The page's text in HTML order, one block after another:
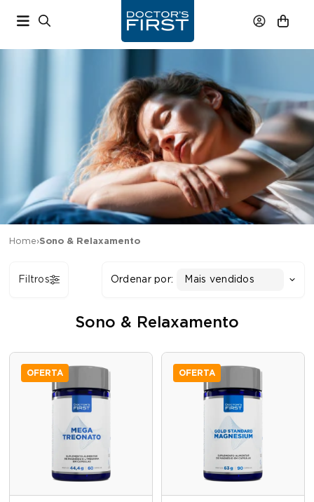
Home›Sono & Relaxamento
Ordenar por: Mais vendidos
Filtros
Sono & Relaxamento
OFERTA OFERTA